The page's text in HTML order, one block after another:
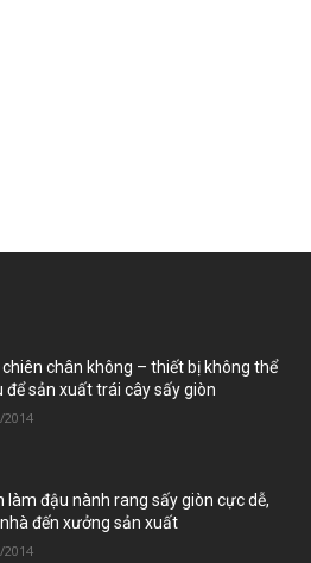
chiên chân không – thiết bị không thể
để sản xuất trái cây sấy giòn
2014
làm đậu nành rang sấy giòn cực dễ,
đến xưởng sản xuất
2014